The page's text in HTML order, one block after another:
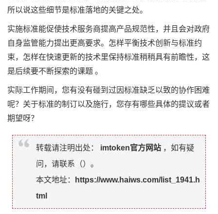
所以说这些细节是标准落地的关键之处。
实施标准能促使技术服务商提高产品规范性，并且会对政府
自身监管能力提出更高要求。怎样平衡技术创新与标准约
束，怎样在快速更新的技术里保持标准稍稍具有前瞻性，这
是后续要不断探索的课题 。
实际工作期间，您有没有碰到过因标准缺乏以致的协作困难
呢？关于标准的制订以及施行，您存有哪些具体的提议或者
期望呀？
转载请注明出处： imtoken官方网站 ，如有疑
问，请联系（）。
本文地址：
https://www.haiws.com/list_1941.h
tml